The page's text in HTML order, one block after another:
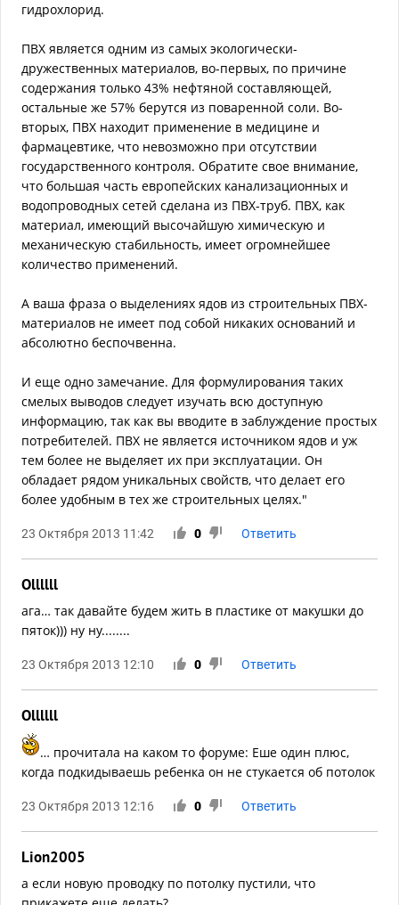
гидрохлорид.
ПВХ является одним из самых экологически-
дружественных материалов, во-первых, по причине
содержания только 43% нефтяной составляющей,
остальные же 57% берутся из поваренной соли. Во-
вторых, ПВХ находит применение в медицине и
фармацевтике, что невозможно при отсутствии
государственного контроля. Обратите свое внимание,
что большая часть европейских канализационных и
водопроводных сетей сделана из ПВХ-труб. ПВХ, как
материал, имеющий высочайшую химическую и
механическую стабильность, имеет огромнейшее
количество применений.
А ваша фраза о выделениях ядов из строительных ПВХ-
материалов не имеет под собой никаких оснований и
абсолютно беспочвенна.
И еще одно замечание. Для формулирования таких
смелых выводов следует изучать всю доступную
информацию, так как вы вводите в заблуждение простых
потребителей. ПВХ не является источником ядов и уж
тем более не выделяет их при эксплуатации. Он
обладает рядом уникальных свойств, что делает его
более удобным в тех же строительных целях."
23 Октября 2013 11:42 0 Ответить
Ollllll
ага… так давайте будем жить в пластике от макушки до
пяток))) ну ну........
23 Октября 2013 12:10 0 Ответить
Ollllll
… прочитала на каком то форуме: Еше один плюс,
когда подкидываешь ребенка он не стукается об потолок
23 Октября 2013 12:16 0 Ответить
Lion2005
а если новую проводку по потолку пустили, что